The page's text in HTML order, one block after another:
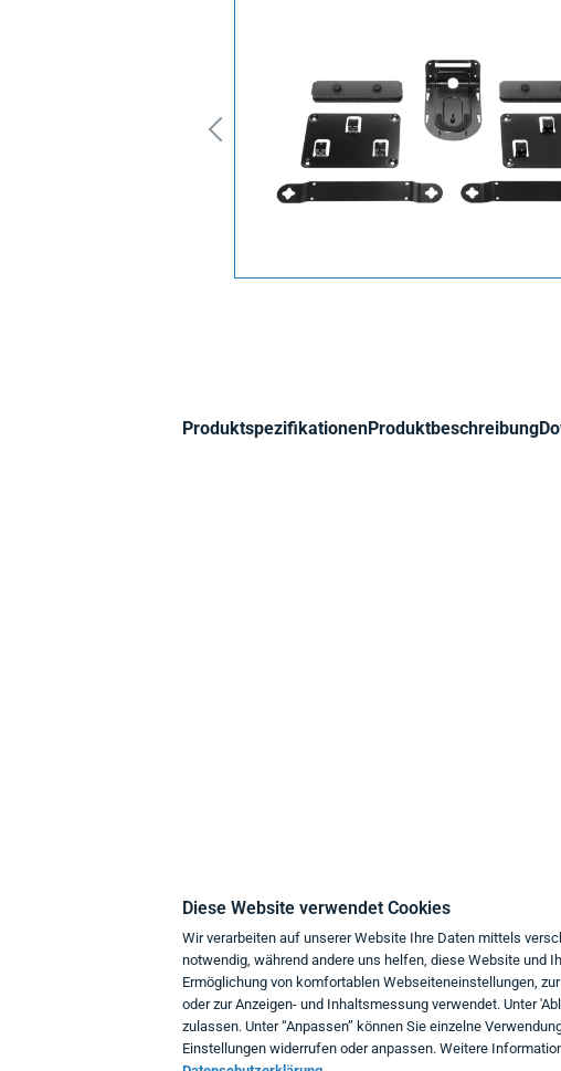
ProduktspezifikationenProduktbeschreibung
Philosophie
Umweltschutz
Support
Geschäftskunden
AGB
Diese Website verwendet Cookies
Wir verarbeiten auf unserer Website Ihre Daten mittels
notwendig, während andere uns helfen, diese Website und
Ermöglichung von komfortablen Webseiteneinstellungen,
oder zur Anzeigen- und Inhaltsmessung verwendet. Unter
zulassen. Unter “Anpassen” können Sie einzelne
Einstellungen widerrufen oder anpassen. Weitere